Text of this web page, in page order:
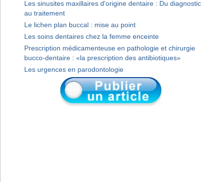
Les sinusites maxillaires d'origine dentaire : Du diagnostic
au traitement
Le lichen plan buccal : mise au point
Les soins dentaires chez la femme enceinte
Prescription médicamenteuse en pathologie et chirurgie
bucco-dentaire : «la prescription des antibiotiques»
Les urgences en parodontologie